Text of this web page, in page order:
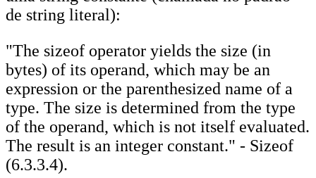
de string literal):
"The sizeof operator yields the size (in
bytes) of its operand, which may be an
expression or the parenthesized name of a
type. The size is determined from the type
of the operand, which is not itself evaluated.
The result is an integer constant." - Sizeof
(6.3.3.4).